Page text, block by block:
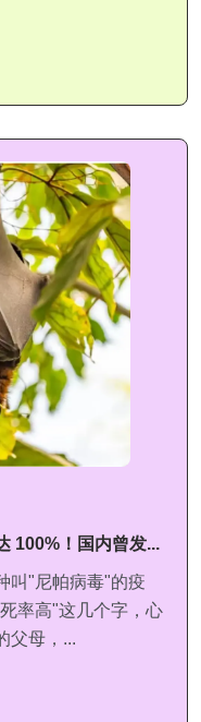
100%！国内曾发...
叫"尼帕病毒"的疫
率高"这几个字，心
父母，...